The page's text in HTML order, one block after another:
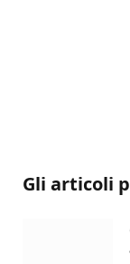
Gli articoli